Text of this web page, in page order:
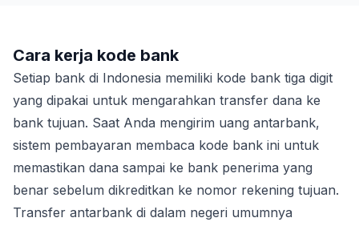
Cara kerja kode bank
Setiap bank di Indonesia memiliki kode bank tiga digit
yang dipakai untuk mengarahkan transfer dana ke
bank tujuan. Saat Anda mengirim uang antarbank,
sistem pembayaran membaca kode bank ini untuk
memastikan dana sampai ke bank penerima yang
benar sebelum dikreditkan ke nomor rekening tujuan.
Transfer antarbank di dalam negeri umumnya